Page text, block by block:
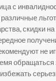
с
скидки
не
обращаться